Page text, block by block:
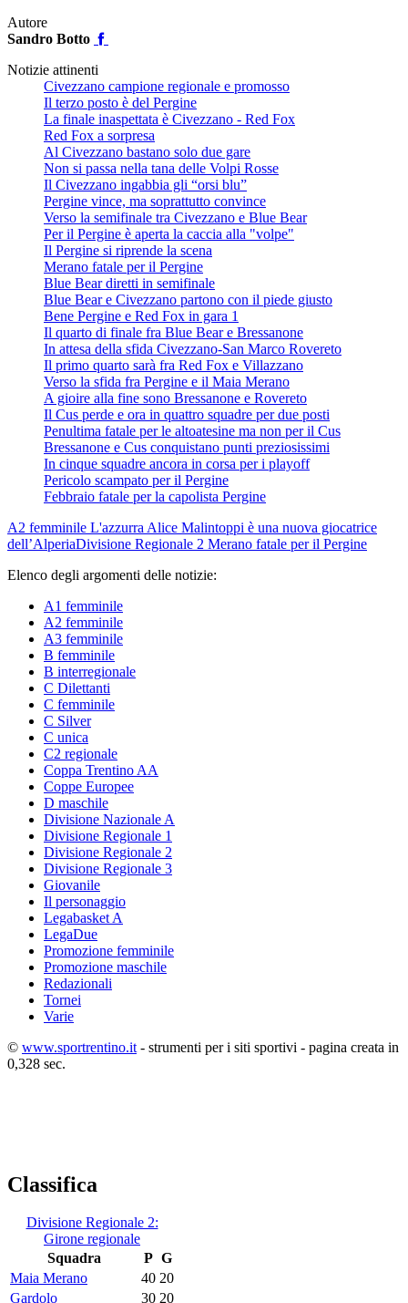
Autore
Sandro Botto
Notizie attinenti
Civezzano campione regionale e promosso
Il terzo posto è del Pergine
La finale inaspettata è Civezzano - Red Fox
Red Fox a sorpresa
Al Civezzano bastano solo due gare
Non si passa nella tana delle Volpi Rosse
Il Civezzano ingabbia gli “orsi blu”
Pergine vince, ma soprattutto convince
Verso la semifinale tra Civezzano e Blue Bear
Per il Pergine è aperta la caccia alla "volpe"
Il Pergine si riprende la scena
Merano fatale per il Pergine
Blue Bear diretti in semifinale
Blue Bear e Civezzano partono con il piede giusto
Bene Pergine e Red Fox in gara 1
Il quarto di finale fra Blue Bear e Bressanone
In attesa della sfida Civezzano-San Marco Rovereto
Il primo quarto sarà fra Red Fox e Villazzano
Verso la sfida fra Pergine e il Maia Merano
A gioire alla fine sono Bressanone e Rovereto
Il Cus perde e ora in quattro squadre per due posti
Penultima fatale per le altoatesine ma non per il Cus
Bressanone e Cus conquistano punti preziosissimi
In cinque squadre ancora in corsa per i playoff
Pericolo scampato per il Pergine
Febbraio fatale per la capolista Pergine
A2 femminile L'azzurra Alice Malintoppi è una nuova giocatrice
dell’AlperiaDivisione Regionale 2 Merano fatale per il Pergine
Elenco degli argomenti delle notizie:
A1 femminile
A2 femminile
A3 femminile
B femminile
B interregionale
C Dilettanti
C femminile
C Silver
C unica
C2 regionale
Coppa Trentino AA
Coppe Europee
D maschile
Divisione Nazionale A
Divisione Regionale 1
Divisione Regionale 2
Divisione Regionale 3
Giovanile
Il personaggio
Legabasket A
LegaDue
Promozione femminile
Promozione maschile
Redazionali
Tornei
Varie
© www.sportrentino.it - strumenti per i siti sportivi - pagina creata in
0,328 sec.
Classifica
Divisione Regionale 2:
Girone regionale
Squadra
P G
Maia Merano
40 20
Gardolo
30 20